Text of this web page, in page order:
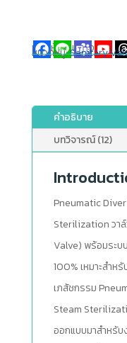
แชร์ให้เพื่อนของคุณ
หมวดหมู่:Sanitary
คำอธิบาย
บทวิจารณ์ (12)
Pneumatic
Sterilization วา
Valve) พร้อมระ
100% เหมาะสำห
เภสัชกรรม
Steam
ออกแบบมาสำหรับ